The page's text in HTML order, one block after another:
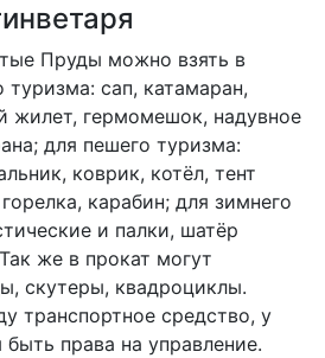
Пруды можно взять в
туризма: сап, катамаран,
жилет, гермомешок, надувное
для пешего туризма:
коврик, котёл, тент
карабин; для зимнего
и палки, шатёр
же в прокат могут
скутеры, квадроциклы.
транспортное средство, у
права на управление.